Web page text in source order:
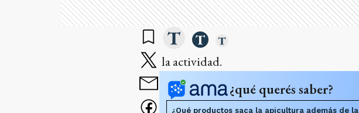
la actividad.
¿qué querés saber?
¿Qué productos saca la apicultura además de la